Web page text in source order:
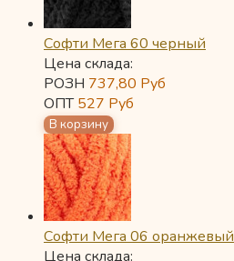
Софти Мега 60 черный
Цена склада:
РОЗН 737,80 Руб
ОПТ527 Руб
Софти Мега 06 оранжевый
Цена склада: